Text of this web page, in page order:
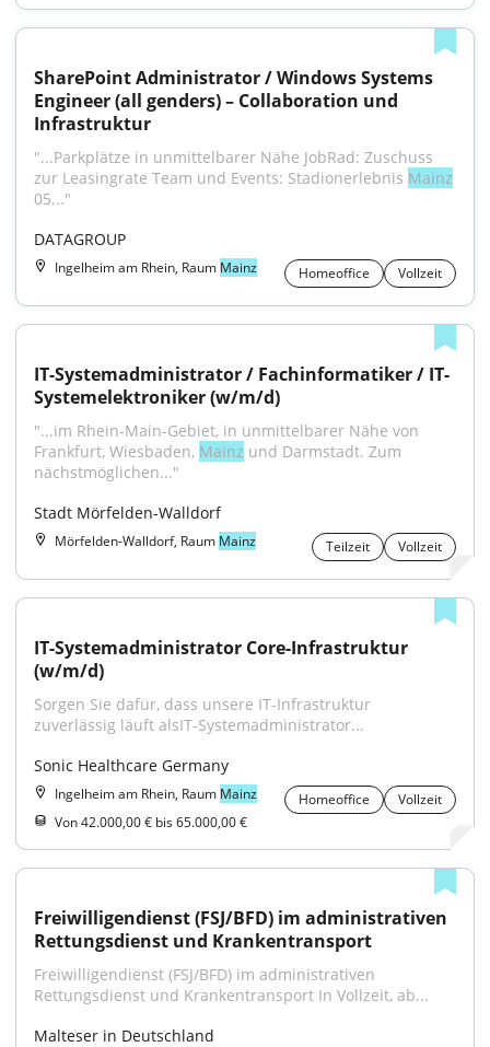
SharePoint Administrator / Windows Systems
Engineer (all genders) – Collaboration und
Infrastruktur
"...Parkplätze in unmittelbarer Nähe JobRad: Zuschuss
zur Leasingrate Team und Events: Stadionerlebnis Mainz
05..."
DATAGROUP
Ingelheim am Rhein, Raum Mainz Homeoffice Vollzeit
IT-Systemadministrator / Fachinformatiker / IT-
Systemelektroniker (w/m/d)
"...im Rhein-Main-Gebiet, in unmittelbarer Nähe von
Frankfurt, Wiesbaden, Mainz und Darmstadt. Zum
nächstmöglichen..."
Stadt Mörfelden-Walldorf
Mörfelden-Walldorf, Raum Mainz Teilzeit Vollzeit
IT-Systemadministrator Core-Infrastruktur
(w/m/d)
Sorgen Sie dafür, dass unsere IT-Infrastruktur
zuverlässig läuft alsIT-Systemadministrator...
Sonic Healthcare Germany
Ingelheim am Rhein, Raum Mainz Homeoffice
Vollzeit
Von 42.000,00 € bis 65.000,00 €
Freiwilligendienst (FSJ/BFD) im administrativen
Rettungsdienst und Krankentransport
Freiwilligendienst (FSJ/BFD) im administrativen
Rettungsdienst und Krankentransport In Vollzeit, ab...
Malteser in Deutschland